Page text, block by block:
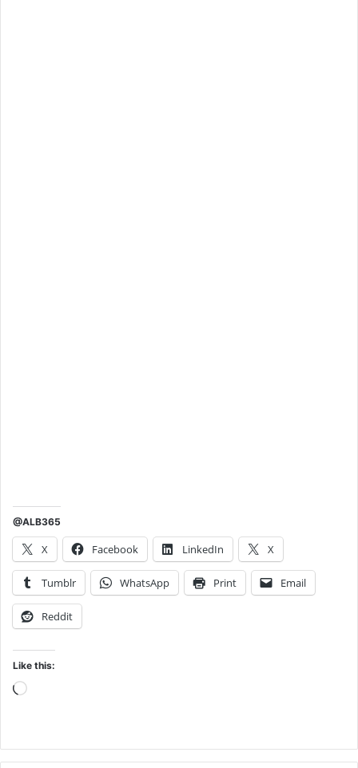
@ALB365
X Facebook LinkedIn X
Tumblr WhatsApp Print Email
Reddit
Like this:
Loading…